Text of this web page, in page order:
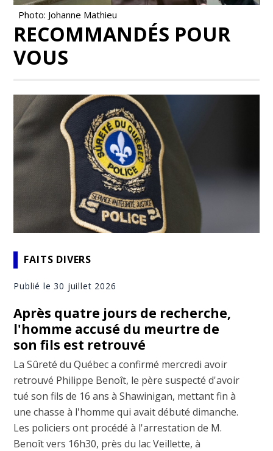
Photo: Johanne Mathieu
RECOMMANDÉS POUR
VOUS
FAITS DIVERS
Publié le 30 juillet 2026
Après quatre jours de recherche,
l'homme accusé du meurtre de
son fils est retrouvé
La Sûreté du Québec a confirmé mercredi avoir
retrouvé Philippe Benoît, le père suspecté d'avoir
tué son fils de 16 ans à Shawinigan, mettant fin à
une chasse à l'homme qui avait débuté dimanche.
Les policiers ont procédé à l'arrestation de M.
Benoît vers 16h30, près du lac Veillette, à